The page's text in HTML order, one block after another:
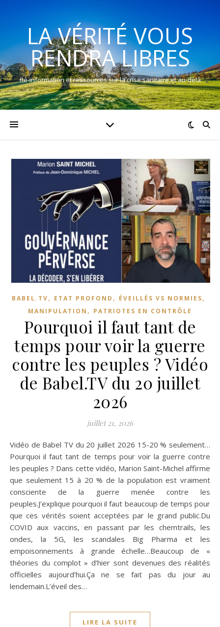
LA VÉRITÉ VOUS
RENDRA LIBRES
Ré-information et ressources sur la crise sanitaire et au-delà
BABEL.TV, ETAT PROFOND , ÉVEILLÉS VS NORMIES,
MANIPULATION , PATRIOTES EN CONTRÔLE
Pourquoi il faut tant de
temps pour voir la guerre
contre les peuples ? Vidéo
de Babel.TV du 20 juillet
2026
juillet 21, 2026
Vidéo de Babel TV du 20 juillet 2026 15-20 % seulement…
Pourquoi il faut tant de temps pour voir la guerre contre
les peuples ? Dans cette vidéo, Marion Saint-Michel affirme
que seulement 15 à 20 % de la population est vraiment
consciente de la guerre menée contre les
peuples.J’explique pourquoi il faut beaucoup de temps pour
que ces vérités soient acceptées par le grand public.Du
COVID aux vaccins, en passant par les chemtrails, les
ondes, la 5G, les scandales Big Pharma et les
empoisonnements à grande échelle…Beaucoup de «
théories du complot » d’hier sont devenues des réalités
officielles aujourd’hui.Ça ne se fait pas du jour au
lendemain.L’éveil des…
LIRE LA SUITE